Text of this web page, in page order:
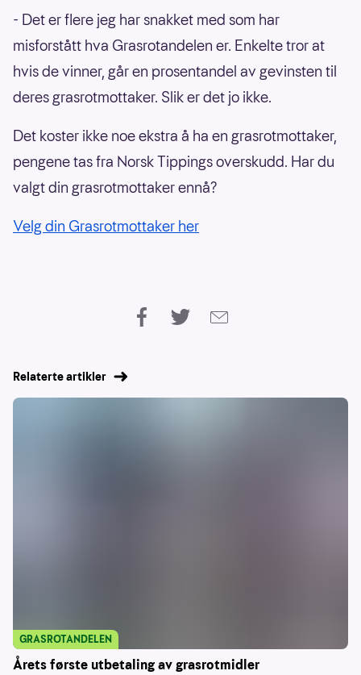
- Det er flere jeg har snakket med som har
misforstått hva Grasrotandelen er. Enkelte tror at
hvis de vinner, går en prosentandel av gevinsten til
deres grasrotmottaker. Slik er det jo ikke.
Det koster ikke noe ekstra å ha en grasrotmottaker,
pengene tas fra Norsk Tippings overskudd. Har du
valgt din grasrotmottaker ennå?
Velg din Grasrotmottaker her
Relaterte artikler
Årets første utbetaling av grasrotmidler
GRASROTANDELEN